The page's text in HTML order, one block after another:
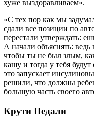
хуже выздоравливаем».
«С тех пор как мы
сдали все позиции по
перестали утверждать:
А начали объяснять:
чтобы ты не был злым,
кашу и тогда у тебя
это запускает
решили, что должны
большую часть своего
Крути Педали